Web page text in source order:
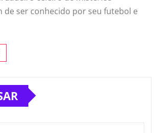
de ser conhecido por seu futebol e